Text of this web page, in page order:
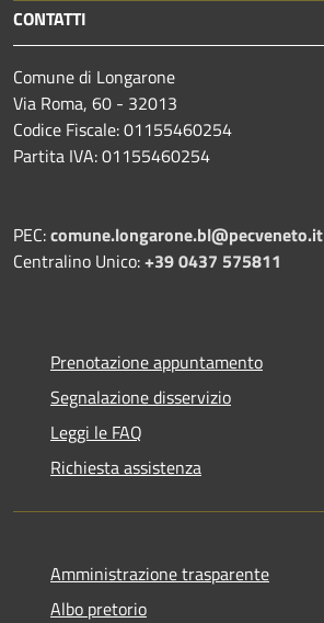
CONTATTI
Comune di Longarone
Via Roma, 60 - 32013
Codice Fiscale: 01155460254
Partita IVA: 01155460254
PEC:comune.longarone.bl@pecveneto.it
Centralino Unico:+39 0437 575811
Prenotazione appuntamento
Segnalazione disservizio
Leggi le FAQ
Richiesta assistenza
Amministrazione trasparente
Albo pretorio